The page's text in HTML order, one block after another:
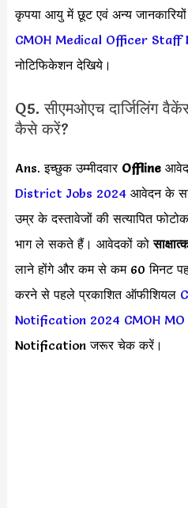
कृपया आयु में छूट एवं अन्य
CMOH Medical Officer
नोटिफिकेशन देखिये।
Q5. सीएमओएच दार्जिलिंग
कैसे करें?
Ans. इच्छुक उम्मीदवार Offline
District Jobs 2024 आवेदन के
उम्र के दस्तावेजों की सत्यापित
भाग ले सकते हैं। आवेदकों को
लाने होंगे और कम से कम 60 मिनट
करने से पहले प्रकाशित ऑफीशियल
Notification 2024 CMOH
Notification जरूर चेक करें।